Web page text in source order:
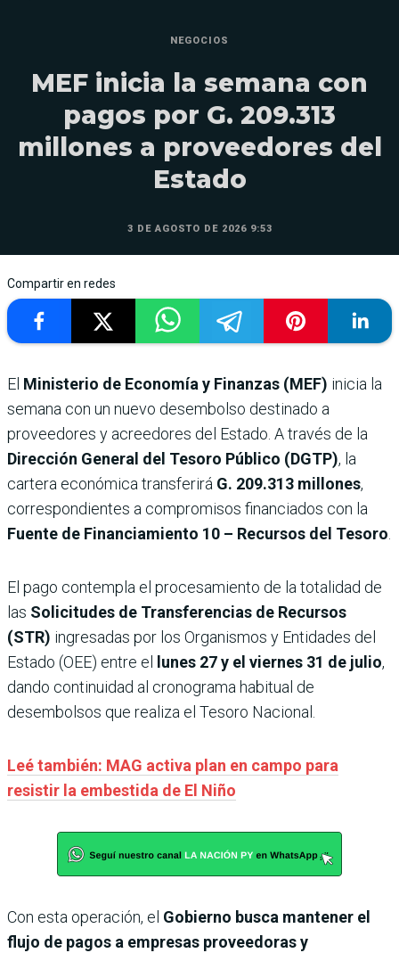
NEGOCIOS
MEF inicia la semana con
pagos por G. 209.313
millones a proveedores del
Estado
3 DE AGOSTO DE 2026 9:53
Compartir en redes
El Ministerio de Economía y Finanzas (MEF) inicia la
semana con un nuevo desembolso destinado a
proveedores y acreedores del Estado. A través de la
Dirección General del Tesoro Público (DGTP), la
cartera económica transferirá G. 209.313 millones,
correspondientes a compromisos financiados con la
Fuente de Financiamiento 10 – Recursos del Tesoro
El pago contempla el procesamiento de la totalidad de
las Solicitudes de Transferencias de Recursos
(STR) ingresadas por los Organismos y Entidades del
Estado (OEE) entre el
lunes 27 y el viernes 31 de julio,
dando continuidad al cronograma habitual de
desembolsos que realiza el Tesoro Nacional.
Leé también: MAG activa plan en campo para
resistir la embestida de El Niño
Con esta operación, el Gobierno busca mantener el
flujo de pagos a empresas proveedoras y